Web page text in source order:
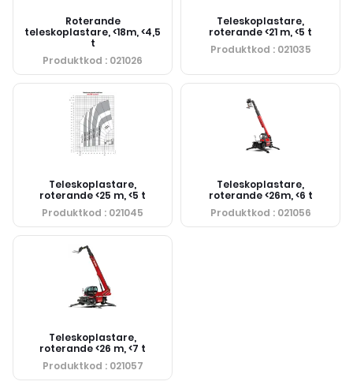
Roterande
teleskoplastare, <18m, <4,5
t
Produktkod : 021026
Teleskoplastare,
roterande <21 m, <5 t
Produktkod : 021035
Teleskoplastare,
roterande <25 m, <5 t
Produktkod : 021045
Teleskoplastare,
roterande <26m, <6 t
Produktkod : 021056
Teleskoplastare,
roterande <26 m, <7 t
Produktkod : 021057